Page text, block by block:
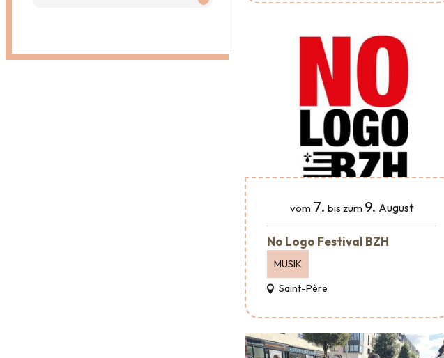
vom 7. bis zum 9. August
No Logo Festival BZH
MUSIK
Saint-Père